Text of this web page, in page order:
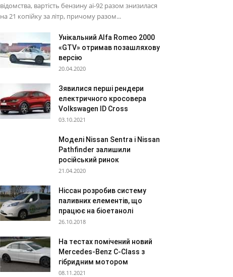
відомства, вартість бензину аі-92 разом знизилася
на 21 копійку за літр, причому разом...
Унікальний Alfa Romeo 2000
«GTV» отримав позашляхову
версію
20.04.2020
Зявилися перші рендери
електричного кросовера
Volkswagen ID Cross
03.10.2021
Моделі Nissan Sentra і Nissan
Pathfinder залишили
російський ринок
21.04.2020
Ніссан розробив систему
паливних елементів, що
працює на біоетанолі
26.10.2018
На тестах помічений новий
Mercedes-Benz C-Class з
гібридним мотором
08.11.2021